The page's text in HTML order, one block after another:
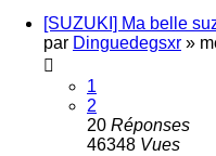
[SUZUKI] Ma belle
par Dinguedegsxr »
1
2
20 Réponses
46348 Vues